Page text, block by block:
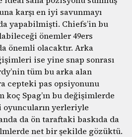
karşı en iyi savunmayı
yapabilmişti. Chiefs’in bu
önemler 49ers
önemli olacaktır. Arka
ise yine snap sonrası
tüm bu arka alan
cepteki pas opsiyonunu
Spag’ın bu değişimlerde
oyuncuların yerleriyle
da ön taraftaki baskıda da
net bir şekilde gözüktü.